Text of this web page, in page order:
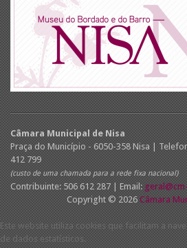
Câmara Municipal de Nisa
Praça do Município - 6050-358 Nisa |
412 799
(custo de uma chamada para a rede fixa nacional)
Contribuinte: 506 612 287 | Email:
Copyright © 2026 Câmara
Este website utiliza cookies que facilitam a
de dados estatísticos.